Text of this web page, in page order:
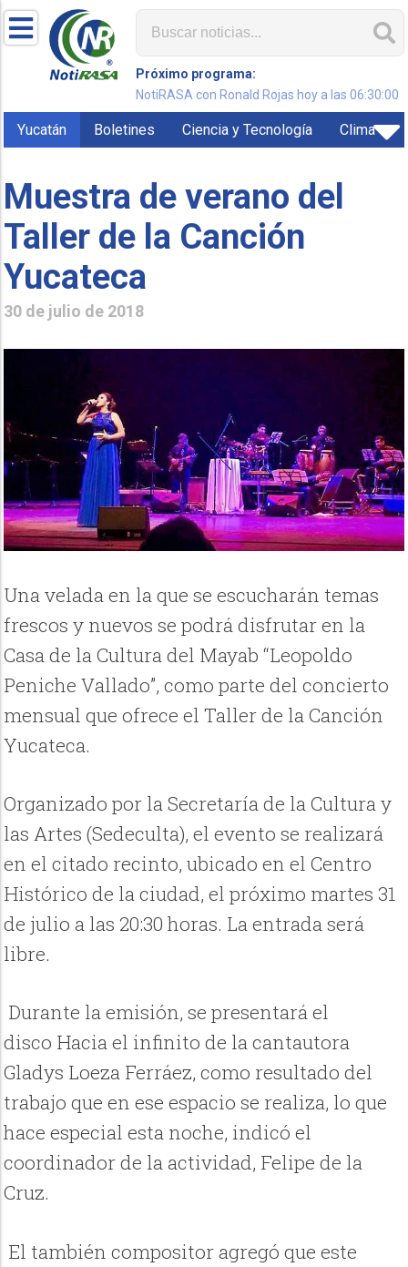
Próximo programa:
NotiRASA con Ronald Rojas hoy a las 06:30:00
Yucatán Boletines Ciencia y Tecnología Clima
Muestra de verano del
Taller de la Canción
Yucateca
30 de julio de 2018
Una velada en la que se escucharán temas
frescos y nuevos se podrá disfrutar en la
Casa de la Cultura del Mayab “Leopoldo
Peniche Vallado”, como parte del concierto
mensual que ofrece el Taller de la Canción
Yucateca.
Organizado por la Secretaría de la Cultura y
las Artes (Sedeculta), el evento se realizará
en el citado recinto, ubicado en el Centro
Histórico de la ciudad, el próximo martes 31
de julio a las 20:30 horas. La entrada será
libre.
Durante la emisión, se presentará el
disco Hacia el infinito de la cantautora
Gladys Loeza Ferráez, como resultado del
trabajo que en ese espacio se realiza, lo que
hace especial esta noche, indicó el
coordinador de la actividad, Felipe de la
Cruz.
El también compositor agregó que este